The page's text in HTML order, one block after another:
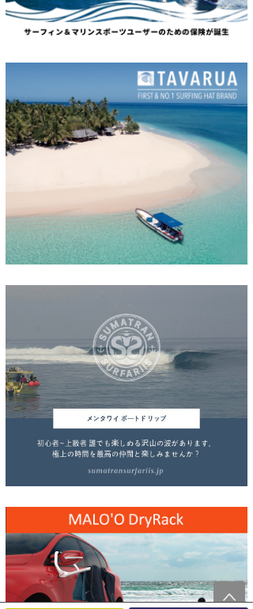
ハンマー
小川予報士
上田純子
上條将美
唐澤予報士
SancheZ
ゴン
wanda
予報士 hiro.
banpaku
Mr.K
Romisea